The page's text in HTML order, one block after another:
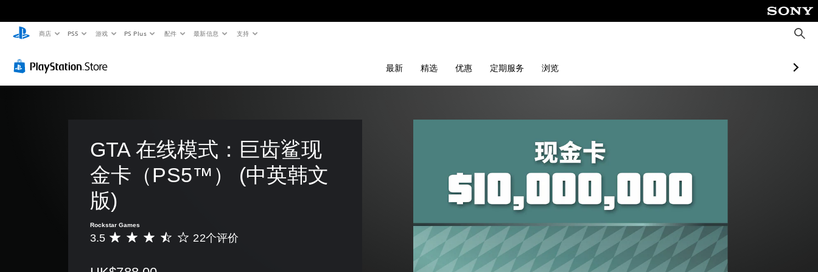
商店 PS5 游戏 PS Plus 配件 最新信息 支持
搜
索
最新 精选 优惠 定期服务 浏览
GTA 在线模式：巨齿鲨现
金卡（PS5™） (中英韩文
版)
Rockstar Games
平
3.5 22个评价